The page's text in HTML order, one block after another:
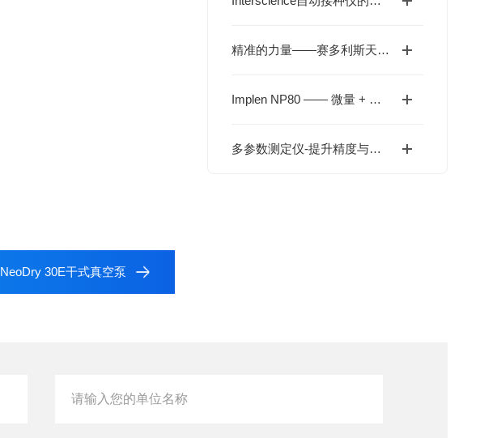
精准的力量——赛多利斯天平，定义实验室称量新标准
Implen NP80 —— 微量 + 比色皿双模式的全能 UV-Vis
多参数测定仪-提升精度与效率的核心工具
NeoDry 30E干式真空泵